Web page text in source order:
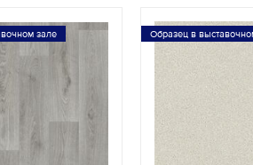
зале Образец в